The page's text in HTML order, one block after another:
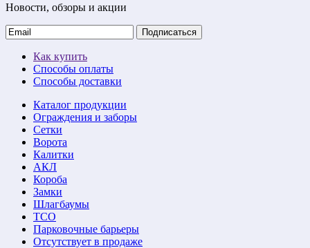
Новости, обзоры и акции
Подписаться
Как купить
Способы оплаты
Способы доставки
Каталог продукции
Ограждения и заборы
Сетки
Ворота
Калитки
АКЛ
Короба
Замки
Шлагбаумы
ТСО
Парковочные барьеры
Отсутствует в продаже